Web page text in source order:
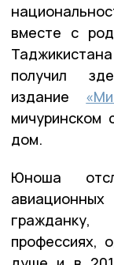
вместе с
получил
издание
мичуринском
дом.
Юноша
профессиях,